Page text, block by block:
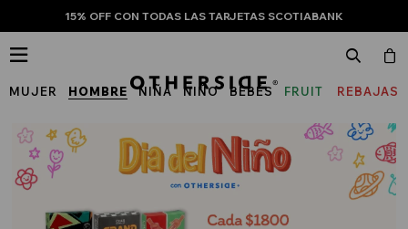
15% OFF CON TODAS LAS TARJETAS SCOTIABANK
MUJER HOMBRE NIÑA NIÑO BEBÉS
FRUIT
THE
LOOM
REBAJAS
